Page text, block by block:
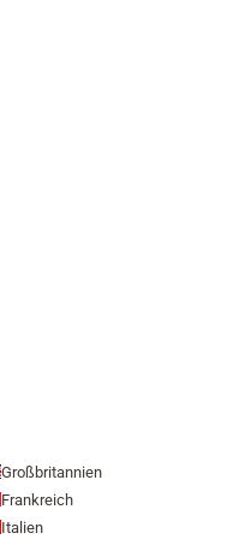
Großbritannien
Frankreich
Italien